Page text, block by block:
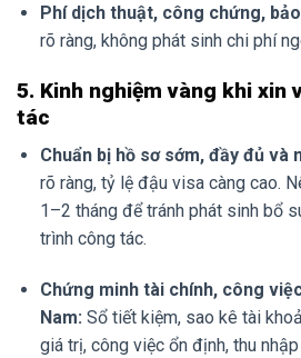
Phí dịch thuật, công chứng,
rõ ràng, không phát sinh chi phí
5. Kinh nghiệm vàng khi xin
tác
Chuẩn bị hồ sơ sớm, đầy đủ và
rõ ràng, tỷ lệ đậu visa càng cao.
1–2 tháng để tránh phát sinh bổ
trình công tác.
Chứng minh tài chính, công
Nam: Sổ tiết kiệm, sao kê tài
giá trị, công việc ổn định, thu